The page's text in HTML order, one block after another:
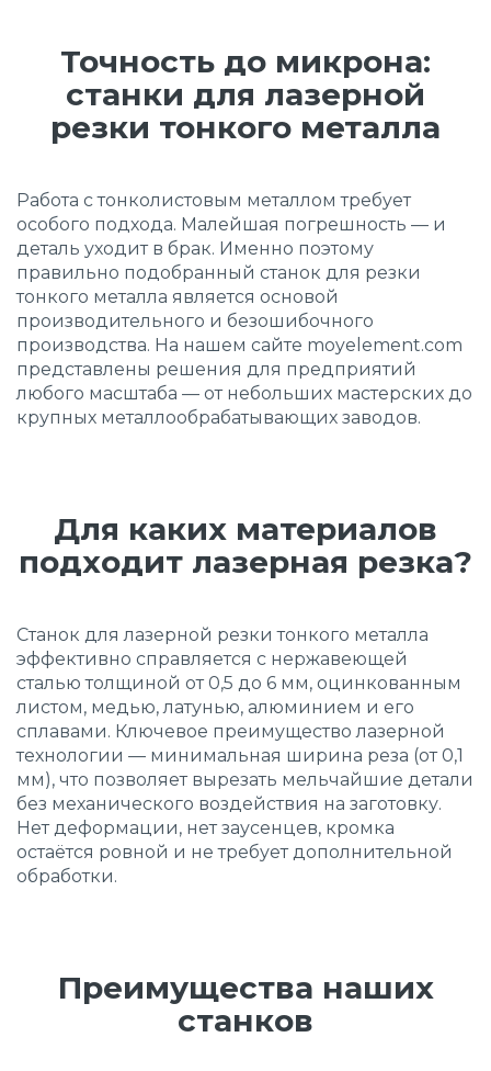
Точность до микрона:
станки для лазерной
резки тонкого металла
Работа с тонколистовым металлом требует
особого подхода. Малейшая погрешность — и
деталь уходит в брак. Именно поэтому
правильно подобранный станок для резки
тонкого металла является основой
производительного и безошибочного
производства. На нашем сайте moyelement.com
представлены решения для предприятий
любого масштаба — от небольших мастерских до
крупных металлообрабатывающих заводов.
Для каких материалов
подходит лазерная резка?
Станок для лазерной резки тонкого металла
эффективно справляется с нержавеющей
сталью толщиной от 0,5 до 6 мм, оцинкованным
листом, медью, латунью, алюминием и его
сплавами. Ключевое преимущество лазерной
технологии — минимальная ширина реза (от 0,1
мм), что позволяет вырезать мельчайшие детали
без механического воздействия на заготовку.
Нет деформации, нет заусенцев, кромка
остаётся ровной и не требует дополнительной
обработки.
Преимущества наших
станков